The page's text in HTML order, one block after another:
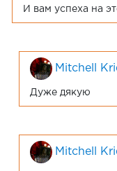
И вам успеха на
Mitchell
Дуже дякую
Mitchell